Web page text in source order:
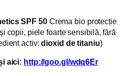
SPF 50Crema bio protecție
copii, piele foarte sensibilă, fără
activ:dioxid de titaniu)
aici: http://goo.gl/wdq6Er